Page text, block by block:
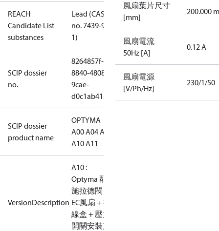
REACH
Candidate List
substances
Lead (CAS
no. 7439-92-
1)
SCIP dossier
no.
8264857f-
8840-4808-
9cae-
d0c1ab415ef5
SCIP dossier
product name
OPTYMA
A00 A04 A09
A10 A11
VersionDescription
A10 :
Optyma 配
施拉德閥 +
EC風扇 + 接
線盒 + 壓力
開關安裝支
風扇葉片尺寸
[mm]
200.000
風扇電流
50Hz [A]
0.12 A
風扇電源
[V/Ph/Hz]
230/1/50